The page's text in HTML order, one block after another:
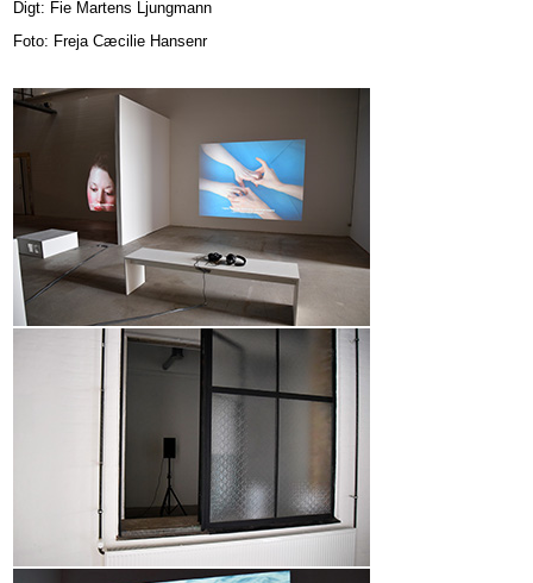
Digt: Fie Martens Ljungmann
Foto: Freja Cæcilie Hansenr